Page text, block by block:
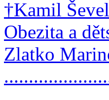
†Kamil
Obezita a
Zlatko